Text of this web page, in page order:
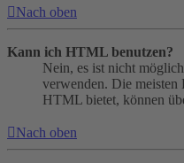
Nach oben
Kann ich HTML benutzen?
Nein, es ist nicht
verwenden. Die meisten
HTML bietet, können
Nach oben